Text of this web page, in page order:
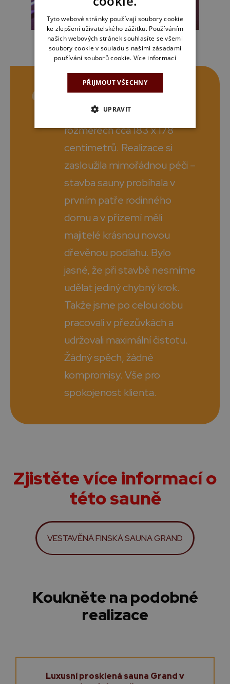
Pro stavbu této sauny byla k
dispozici místnost o
rozměrech cca 183 x 178
centimetrů. Realizace si
zasloužila mimořádnou péči –
stavba sauny probíhala v
prvním patře rodinného
domu a v přízemí měli
majitelé krásnou novou
dřevěnou podlahu. Bylo
jasné, že při stavbě nesmíme
udělat jediný chybný krok.
Takže jsme po celou dobu
pracovali v přezůvkách a
udržovali maximální čistotu.
Žádný spěch, žádné
kompromisy. Vše pro
spokojenost klienta.
Zjistěte více informací o
této sauně
VESTAVĚNÁ FINSKÁ SAUNA GRAND
Koukněte na podobné
realizace
Luxusní prosklená sauna Grand v
Tyto webové stránky používají soubory cookie
ke zlepšení uživatelského zážitku. Používáním
našich webových stránek souhlasíte se všemi
soubory cookie v souladu s našimi zásadami
používání souborů cookie. Více informací
PŘIJMOUT VŠECHNY
UPRAVIT